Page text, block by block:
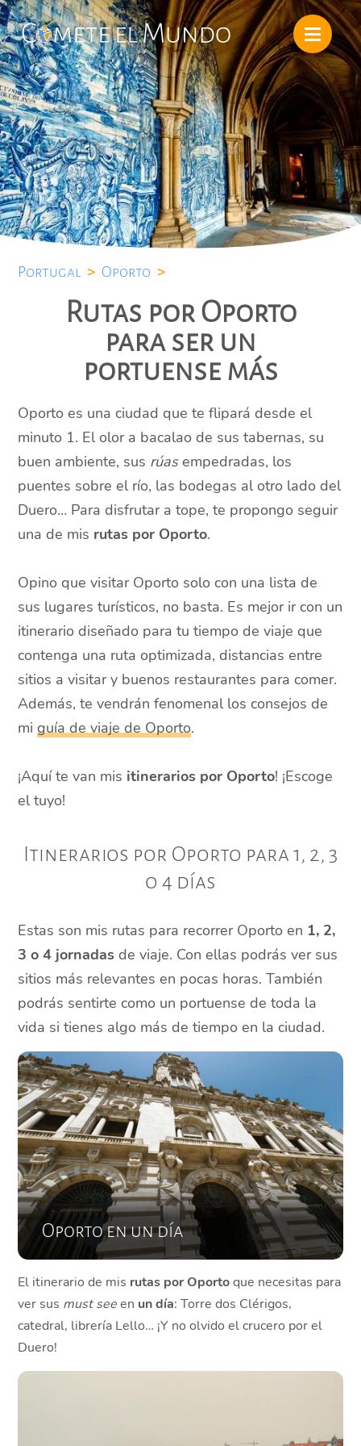
Portugal > Oporto >
Rutas por Oporto
para ser un
portuense más
Oporto es una ciudad que te flipará desde el
minuto 1. El olor a bacalao de sus tabernas, su
buen ambiente, sus rúasempedradas, los
puentes sobre el río, las bodegas al otro lado del
Duero… Para disfrutar a tope, te propongo seguir
una de mis rutas por Oporto.
Opino que visitar Oporto solo con una lista de
sus lugares turísticos, no basta. Es mejor ir con un
itinerario diseñado para tu tiempo de viaje que
contenga una ruta optimizada, distancias entre
sitios a visitar y buenos restaurantes para comer.
Además, te vendrán fenomenal los consejos de
miguía de viaje de Oporto.
¡Aquí te van mis itinerarios por Oporto! ¡Escoge
el tuyo!
Itinerarios por Oporto para 1, 2, 3
o 4 días
Estas son mis rutas para recorrer Oporto en 1, 2,
3 o 4 jornadas de viaje. Con ellas podrás ver sus
sitios más relevantes en pocas horas. También
podrás sentirte como un portuense de toda la
vida si tienes algo más de tiempo en la ciudad.
Oporto en un día
El itinerario de mis rutas por Oportoque necesitas para
ver sus must seeen un día: Torre dos Clérigos,
catedral, librería Lello… ¡Y no olvido el crucero por el
Duero!